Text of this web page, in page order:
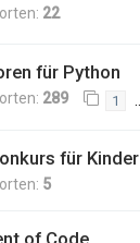
22
für Python
289 1
für Kinder
5
of Code